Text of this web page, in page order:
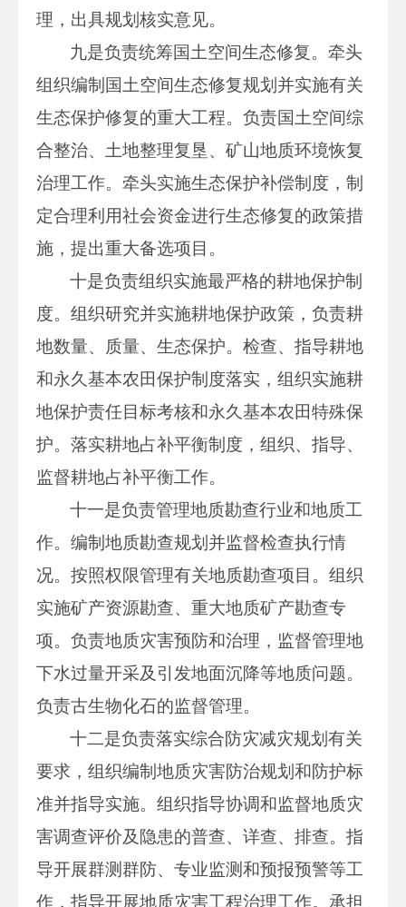
理，出具规划核实意见。
九是负责统筹国土空间生态修复。牵头
组织编制国土空间生态修复规划并实施有关
生态保护修复的重大工程。负责国土空间综
合整治、土地整理复垦、矿山地质环境恢复
治理工作。牵头实施生态保护补偿制度，制
定合理利用社会资金进行生态修复的政策措
施，提出重大备选项目。
十是负责组织实施最严格的耕地保护制
度。组织研究并实施耕地保护政策，负责耕
地数量、质量、生态保护。检查、指导耕地
和永久基本农田保护制度落实，组织实施耕
地保护责任目标考核和永久基本农田特殊保
护。落实耕地占补平衡制度，组织、指导、
监督耕地占补平衡工作。
十一是负责管理地质勘查行业和地质工
作。编制地质勘查规划并监督检查执行情
况。按照权限管理有关地质勘查项目。组织
实施矿产资源勘查、重大地质矿产勘查专
项。负责地质灾害预防和治理，监督管理地
下水过量开采及引发地面沉降等地质问题。
负责古生物化石的监督管理。
十二是负责落实综合防灾减灾规划有关
要求，组织编制地质灾害防治规划和防护标
准并指导实施。组织指导协调和监督地质灾
害调查评价及隐患的普查、详查、排查。指
导开展群测群防、专业监测和预报预警等工
作，指导开展地质灾害工程治理工作。承担